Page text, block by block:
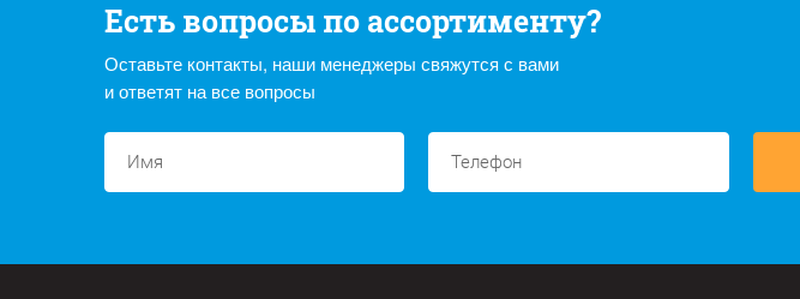
Есть вопросы по ассортименту?
Оставьте контакты, наши менеджеры свяжутся с вами
и ответят на все вопросы